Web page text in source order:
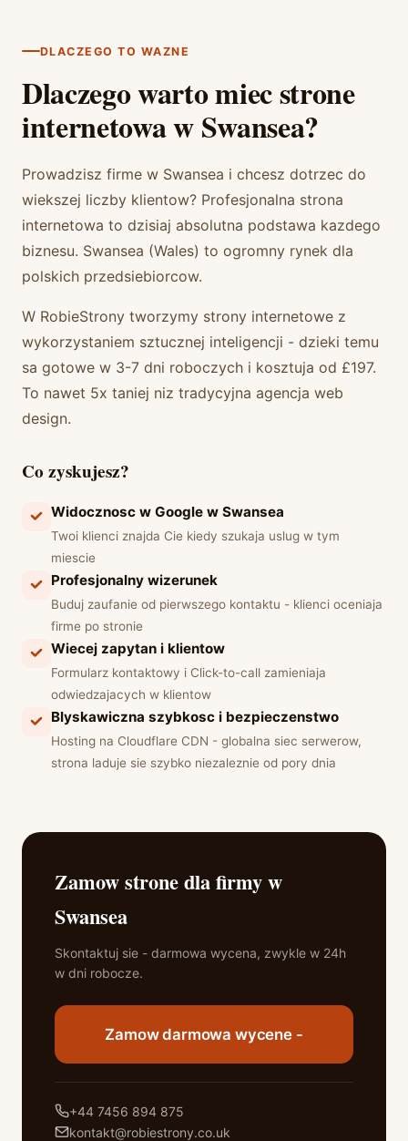
DLACZEGO TO WAZNE
Dlaczego warto miec strone
internetowa w Swansea?
Prowadzisz firme w Swansea i chcesz dotrzec do
wiekszej liczby klientow? Profesjonalna strona
internetowa to dzisiaj absolutna podstawa kazdego
biznesu. Swansea (Wales) to ogromny rynek dla
polskich przedsiebiorcow.
W RobieStrony tworzymy strony internetowe z
wykorzystaniem sztucznej inteligencji - dzieki temu
sa gotowe w 3-7 dni roboczych i kosztuja od £197.
To nawet 5x taniej niz tradycyjna agencja web
design.
Co zyskujesz?
Widocznosc w Google w Swansea
Twoi klienci znajda Cie kiedy szukaja uslug w tym
miescie
Profesjonalny wizerunek
Buduj zaufanie od pierwszego kontaktu - klienci oceniaja
firme po stronie
Wiecej zapytan i klientow
Formularz kontaktowy i Click-to-call zamieniaja
odwiedzajacych w klientow
Blyskawiczna szybkosc i bezpieczenstwo
Hosting na Cloudflare CDN - globalna siec serwerow,
strona laduje sie szybko niezaleznie od pory dnia
Zamow strone dla firmy w
Swansea
Skontaktuj sie - darmowa wycena, zwykle w 24h
w dni robocze.
Zamow darmowa wycene -
+44 7456 894 875
kontakt@robiestrony.co.uk